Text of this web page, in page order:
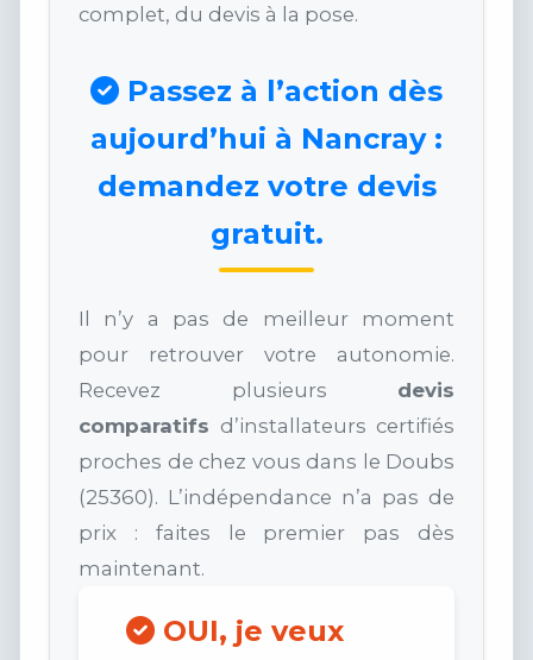
complet, du devis à la pose.
Passez à l’action dès
aujourd’hui à Nancray :
demandez votre devis
gratuit.
Il n’y a pas de meilleur moment
pour retrouver votre autonomie.
Recevez plusieurs devis
comparatifs d’installateurs certifiés
proches de chez vous dans le Doubs
(25360). L’indépendance n’a pas de
prix : faites le premier pas dès
maintenant.
OUI, je veux